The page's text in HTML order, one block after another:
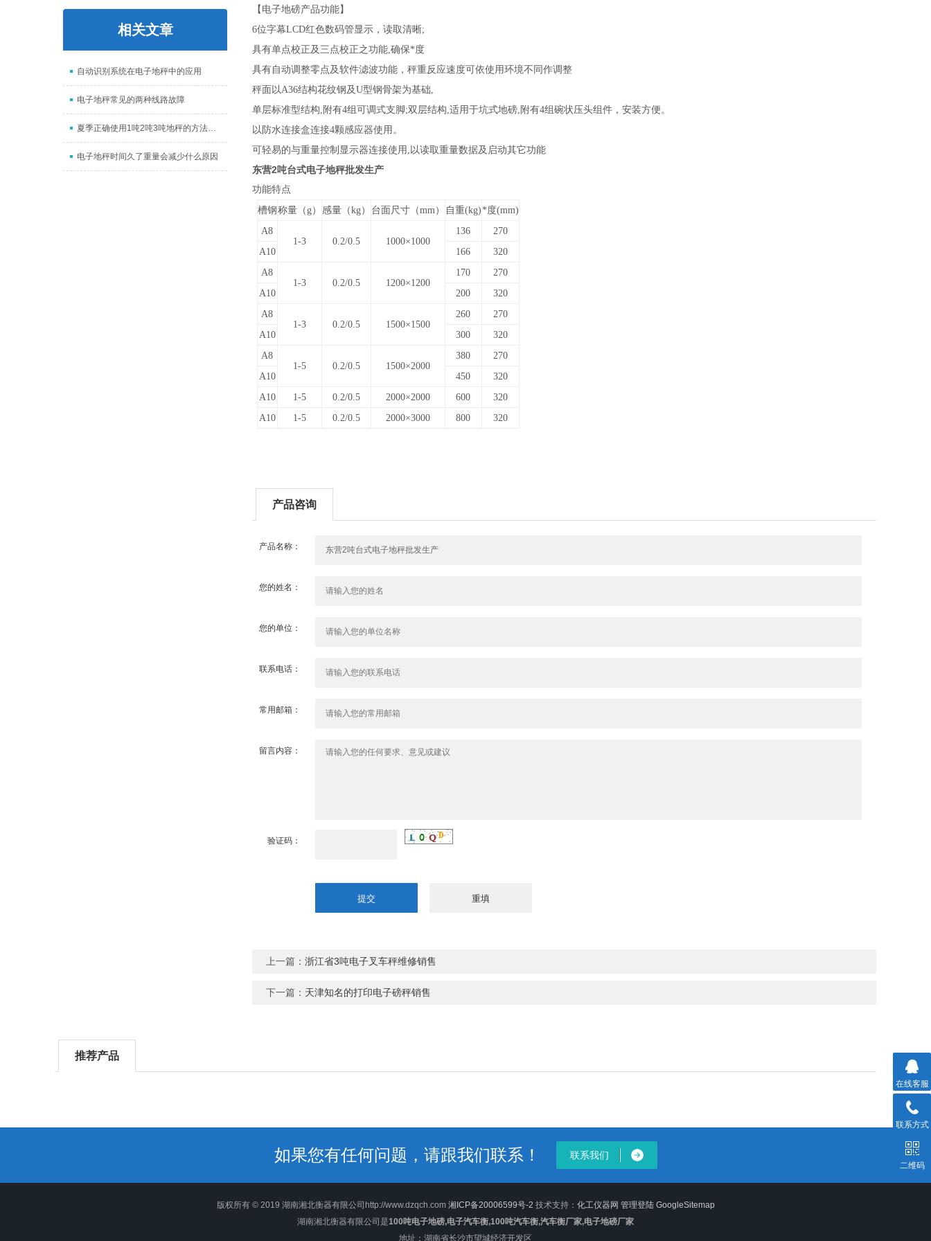
相关文章
自动识别系统在电子地秤中的应用
电子地秤常见的两种线路故障
夏季正确使用1吨2吨3吨地秤的方法概述
电子地秤时间久了重量会减少什么原因
【电子地磅产品功能】
6位字幕LCD红色数码管显示，读取清晰;
具有单点校正及三点校正之功能,确保*度
具有自动调整零点及软件滤波功能，秤重反应速度可依使用环境不同作调整
秤面以A36结构花纹钢及U型钢骨架为基础,
单层标准型结构,附有4组可调式支脚;双层结构,适用于坑式地磅,附有4组碗状压头组件，安装方便。
以防水连接盒连接4颗感应器使用。
可轻易的与重量控制显示器连接使用,以读取重量数据及启动其它功能
东营2吨台式电子地秤批发生产
功能特点
槽钢 称量（g） 感量（kg） 台面尺寸（mm） 自重(kg) *度(mm)
A8
1-3
0.2/0.5 1000×1000
136
270
A10
166
320
A8
1-3
0.2/0.5 1200×1200
170
270
A10
200
320
A8
1-3
0.2/0.5 1500×1500
260
270
A10
300
320
A8
1-5
0.2/0.5 1500×2000
380
270
A10
450
320
A10
1-5 0.2/0.5 2000×2000 600
320
A10
1-5 0.2/0.5 2000×3000 800 320
产品咨询
产品名称：
您的姓名：
您的单位：
联系电话：
常用邮箱：
留言内容：
验证码：
上一篇： 浙江省3吨电子叉车秤维修销售
下一篇： 天津知名的打印电子磅秤销售
推荐产品
如果您有任何问题，请跟我们联系！ 联系我们
版权所有 © 2019 湖南湘北衡器有限公司http://www.dzqch.com 湘ICP备20006599号-2 技术支持： 化工仪器网 管理登陆 GoogleSitemap
湖南湘北衡器有限公司是100吨电子地磅,电子汽车衡,100吨汽车衡,汽车衡厂家,电子地磅厂家
地址：湖南省长沙市望城经济开发区
在线客服
联系方式
二维码